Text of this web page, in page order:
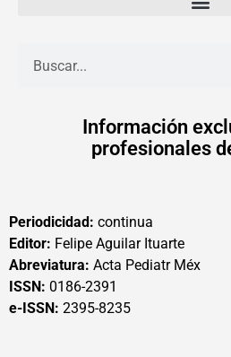
Información
profesionales
Periodicidad: continua
Editor: Felipe Aguilar Ituarte
Abreviatura: Acta Pediatr Méx
ISSN: 0186-2391
e-ISSN: 2395-8235